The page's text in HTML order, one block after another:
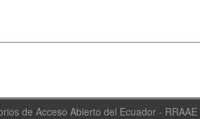
de Acceso Abierto del Ecuador - RRAAE